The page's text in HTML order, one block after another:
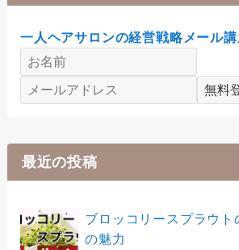
一人ヘアサロンの経営戦略メール
最近の投稿
ブロッコリースプラウト
の魅力